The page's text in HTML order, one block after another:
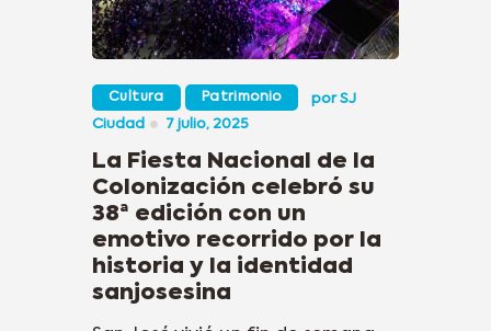
Cultura Patrimonio porSJ
Ciudad
7 julio, 2025
La Fiesta Nacional de la
Colonización celebró su
38ª edición con un
emotivo recorrido por la
historia y la identidad
sanjosesina